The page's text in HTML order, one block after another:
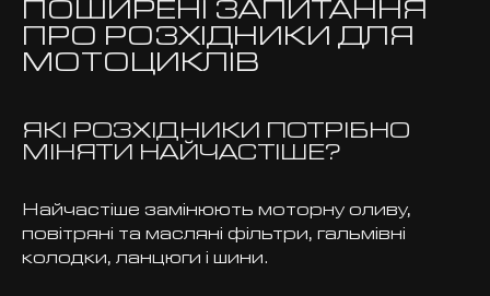
ПОШИРЕНІ ЗАПИТАННЯ
ПРО РОЗХІДНИКИ ДЛЯ
МОТОЦИКЛІВ
ЯКІ РОЗХІДНИКИ ПОТРІБНО
МІНЯТИ НАЙЧАСТІШЕ?
Найчастіше замінюють моторну оливу,
повітряні та масляні фільтри, гальмівні
колодки, ланцюги і шини.